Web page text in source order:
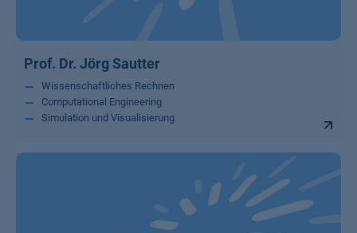
Prof. Dr. Jörg Sautter
Wissenschaftliches Rechnen
Computational Engineering
Simulation und Visualisierung